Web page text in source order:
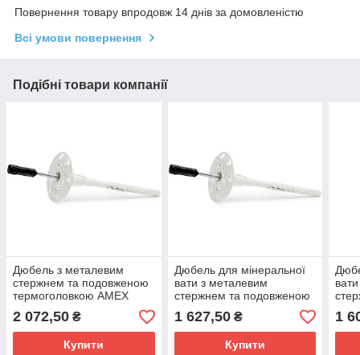
Повернення товару впродовж 14 днів за домовленістю
Всі умови повернення
Подібні товари компанії
Дюбель з металевим
стержнем та подовженою
термоголовкою AMEX
ATI/TZE 10х140, 250шт.
2 072,50 ₴
Купити
Дюбель для мінеральної
вати з металевим
стержнем та подовженою
термоголовкою AMEX
ATI/TZE 10х200, 150шт.
1 627,50₴
Купити
ATI/
1